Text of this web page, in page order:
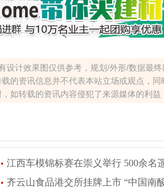
设计效果图仅供参考，规划/外形/数据最
的资讯信息并不代表本站立场或观点，
如转载的资讯内容侵犯了来源媒体的利益
江西车模锦标赛在崇义举行 500余名
齐云山食品港交所挂牌上市 “中国南